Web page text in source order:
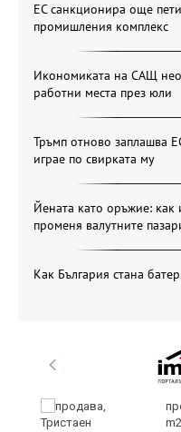
ЕС санкционира още
промишления комплекс
Икономиката на САЩ
работни места през юли
Тръмп отново заплашва
играе по свирката му
Йената като оръжие:
променя валутните
Как България стана